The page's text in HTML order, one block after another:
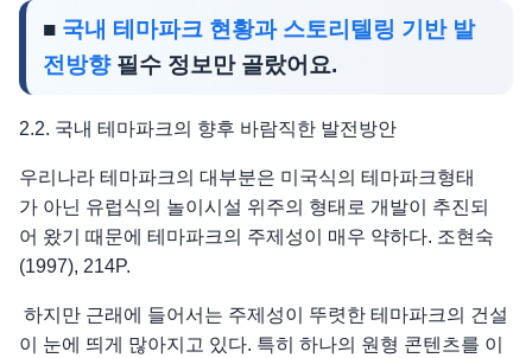
■ 국내 테마파크 현황과 스토리텔링 기반 발
전방향필수 정보만 골랐어요.
2.2. 국내 테마파크의 향후 바람직한 발전방안
우리나라 테마파크의 대부분은 미국식의 테마파크형태
가 아닌 유럽식의 놀이시설 위주의 형태로 개발이 추진되
어 왔기 때문에 테마파크의 주제성이 매우 약하다. 조현숙
(1997), 214P.
하지만 근래에 들어서는 주제성이 뚜렷한 테마파크의 건설
이 눈에 띄게 많아지고 있다. 특히 하나의 원형 콘텐츠를 이